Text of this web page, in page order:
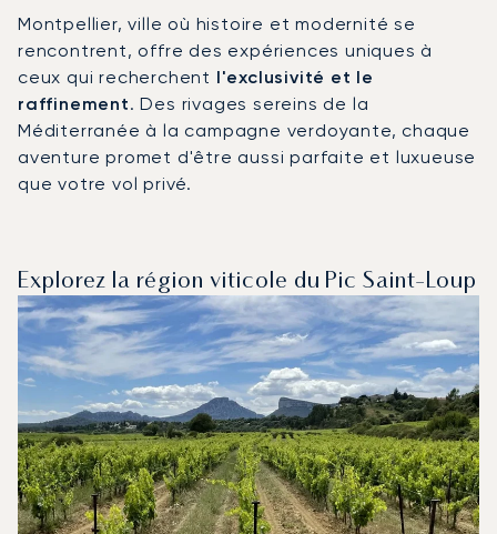
Montpellier, ville où histoire et modernité se
rencontrent, offre des expériences uniques à
ceux qui recherchent l'exclusivité et le
raffinement. Des rivages sereins de la
Méditerranée à la campagne verdoyante, chaque
aventure promet d'être aussi parfaite et luxueuse
que votre vol privé.
Explorez la région viticole du Pic Saint-Loup